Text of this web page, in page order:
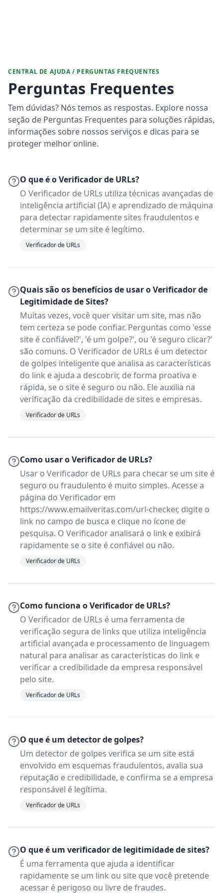
CENTRAL DE AJUDA / PERGUNTAS FREQUENTES
Perguntas Frequentes
Tem dúvidas? Nós temos as respostas. Explore nossa
seção de Perguntas Frequentes para soluções rápidas,
informações sobre nossos serviços e dicas para se
proteger melhor online.
O que é o Verificador de URLs?
O Verificador de URLs utiliza técnicas avançadas de
inteligência artificial (IA) e aprendizado de máquina
para detectar rapidamente sites fraudulentos e
determinar se um site é legítimo.
Verificador de URLs
Quais são os benefícios de usar o Verificador de
Legitimidade de Sites?
Muitas vezes, você quer visitar um site, mas não
tem certeza se pode confiar. Perguntas como 'esse
site é confiável?', 'é um golpe?', ou 'é seguro clicar?'
são comuns. O Verificador de URLs é um detector
de golpes inteligente que analisa as características
do link e ajuda a descobrir, de forma proativa e
rápida, se o site é seguro ou não. Ele auxilia na
verificação da credibilidade de sites e empresas.
Verificador de URLs
Como usar o Verificador de URLs?
Usar o Verificador de URLs para checar se um site é
seguro ou fraudulento é muito simples. Acesse a
página do Verificador em
https://www.emailveritas.com/url-checker, digite o
link no campo de busca e clique no ícone de
pesquisa. O Verificador analisará o link e exibirá
rapidamente se o site é confiável ou não.
Verificador de URLs
Como funciona o Verificador de URLs?
O Verificador de URLs é uma ferramenta de
verificação segura de links que utiliza inteligência
artificial avançada e processamento de linguagem
natural para analisar as características do link e
verificar a credibilidade da empresa responsável
pelo site.
Verificador de URLs
O que é um detector de golpes?
Um detector de golpes verifica se um site está
envolvido em esquemas fraudulentos, avalia sua
reputação e credibilidade, e confirma se a empresa
responsável é legítima.
Verificador de URLs
O que é um verificador de legitimidade de sites?
É uma ferramenta que ajuda a identificar
rapidamente se um link ou site que você pretende
acessar é perigoso ou livre de fraudes.